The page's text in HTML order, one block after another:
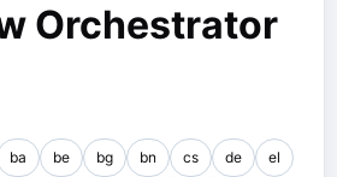
Orchestrator
ba be bg bn cs de el